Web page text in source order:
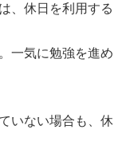
、休日を利用する
一気に勉強を進め
いない場合も、休